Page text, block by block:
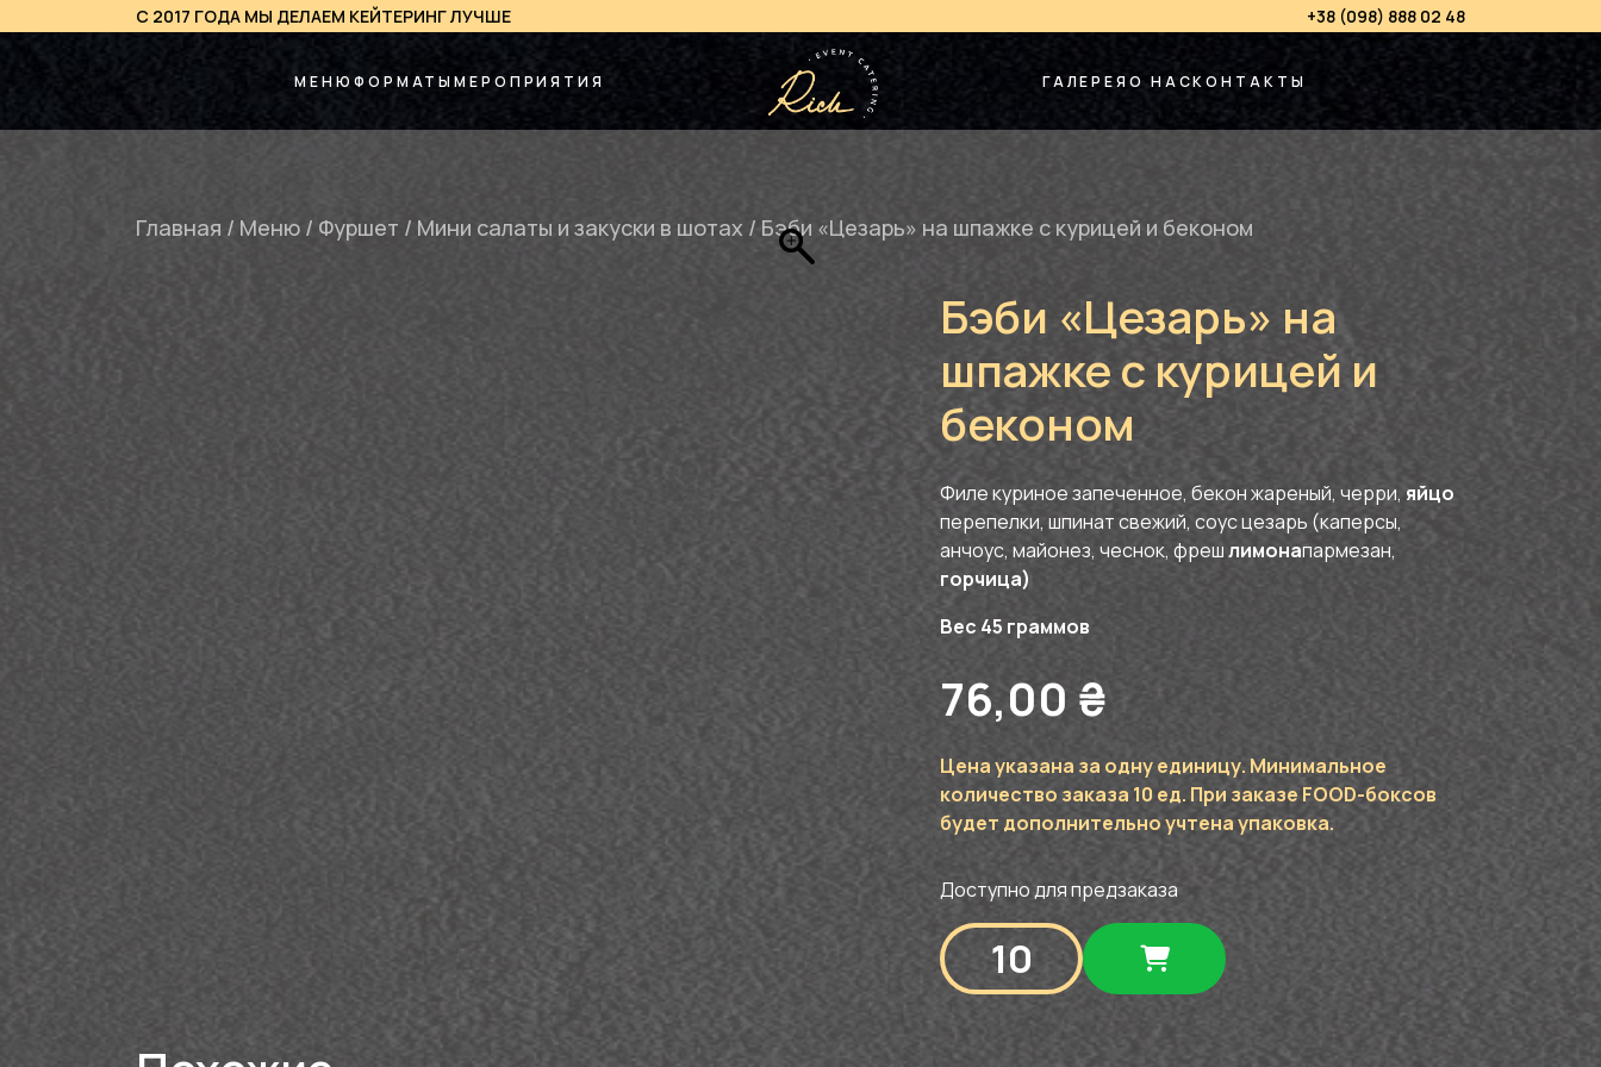
С 2017 ГОДА МЫ ДЕЛАЕМ КЕЙТЕРИНГ ЛУЧШЕ +38 (098) 888 02 48
МЕНЮФОРМАТЫМЕРОПРИЯТИЯ ГАЛЕРЕЯО НАСКОНТАКТЫ
Главная / Меню / Фуршет / Мини салаты и закуски в шотах / Бэби «Цезарь» на шпажке с курицей и беконом
Бэби «Цезарь» на
шпажке с курицей и
беконом
Филе куриное запеченное, бекон жареный, черри, яйцо
перепелки, шпинат свежий, соус цезарь (каперсы,
анчоус, майонез, чеснок, фрешлимонапармезан,
горчица)
Вес 45 граммов
76,00 ₴
Цена указана за одну единицу. Минимальное
количество заказа 10 ед. При заказе FOOD-боксов
будет дополнительно учтена упаковка.
Доступно для предзаказа
Количество
товара
Бэби
"Цезарь"
на